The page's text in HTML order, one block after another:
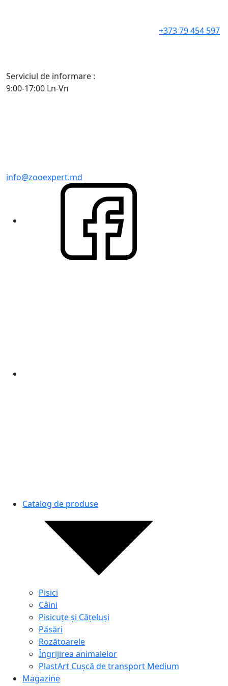
+373 79 454 597
Serviciul de informare :
9:00-17:00 Ln-Vn
info@zooexpert.md
Catalog de produse
Pisici
Câini
Pisicuțe și Cățeluși
Păsări
Rozătoarele
Îngrijirea animalelor
PlastArt Cușcă de transport Medium
Magazine